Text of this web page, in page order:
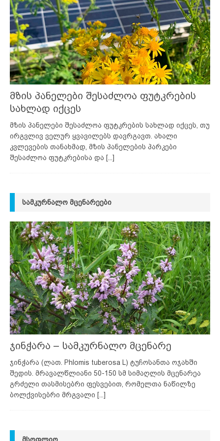
მზის პანელები შესაძლოა ფუტკრების
სახლად იქცეს
მზის პანელები შესაძლოა ფუტკრების სახლად იქცეს, თუ
ირგვლივ ველურ ყვავილებს დავრგავთ. ახალი
კვლევების თანახმად, მზის პანელების პარკები
შესაძლოა ფუტკრებისა და [...]
ᲡᲐᲛᲙᲣᲠᲜᲐᲚᲝ ᲛᲪᲔᲜᲐᲠᲔᲔᲑᲘ
ჯინჭარა – სამკურნალო მცენარე
ჯინჭარა (ლათ. Phlomis tuberosa L) ტუჩოსანთა ოჯახში
შედის. მრავალწლიანი 50-150 სმ სიმაღლის მცენარეა
გრძელი თასმისებრი ფესვებით, რომელთა ნაწილზე
ბოლქვისებრი მრგვალი [...]
ᲛᲡᲝᲤᲚᲘᲝ